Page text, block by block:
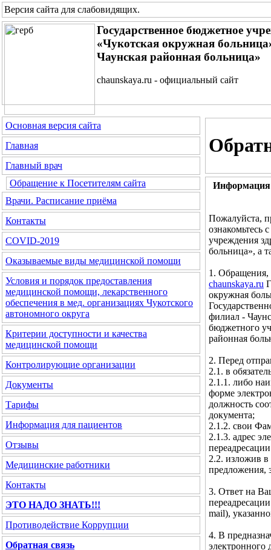
Версия сайта для слабовидящих.
Государственное бюджетное
«Чукотская окружная
Чаунская районная больница»
chaunskaya.ru - официальный сайт
Основная версия сайта
Главная
Главный врач
Обращение к Посетителям сайта
Врачи. Расписание приёма
Контакты
COVID-2019
Оказываемые виды медицинской помощи
Условия и порядок предоставления
медицинской помощи, лекарственного
обеспечения в мед. организациях Чукотского
автономного округа
Критерии доступности и качества
медицинской помощи
Контролирующие организации
Документы
Тарифы
Информация для пациентов
Отзывы
Медицинские работники
Контакты
ЭТО НАДО ЗНАТЬ!!!
Противодействие Коррупции
Обратная связь
Информация
Пожалуйста,
ознакомьтесь
учреждения
больница», а
1. Обращения,
chaunskaya.ru
окружная
филиал -
бюджетного
районная
2. Перед
2.1. в
2.1.1. либо
форме
должность
документа;
2.1.2. свои
2.1.3. адрес
2.2. изложив в
предложения,
3. Ответ на
mail),
4. В
электронного